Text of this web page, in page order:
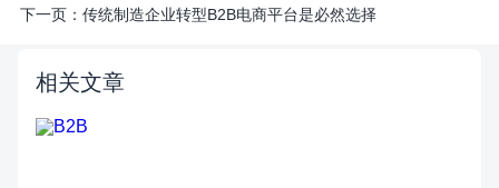
下一页： 传统制造企业转型B2B电商平台是必然选择
相关文章